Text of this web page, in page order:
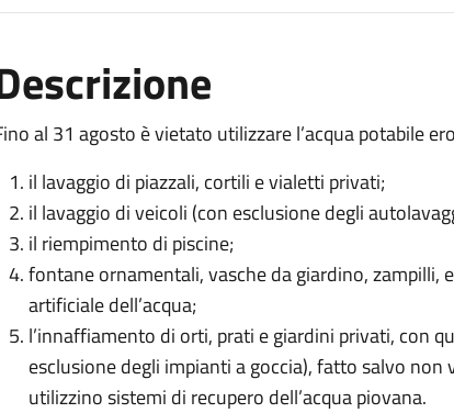
al 31 agosto è vietato utilizzare l’acqua potabile
il lavaggio di piazzali, cortili e vialetti privati;
il lavaggio di veicoli (con esclusione degli
il riempimento di piscine;
fontane ornamentali, vasche da giardino,
artificiale dell’acqua;
l’innaffiamento di orti, prati e giardini privati, con
esclusione degli impianti a goccia), fatto salvo
utilizzino sistemi di recupero dell’acqua piovana.